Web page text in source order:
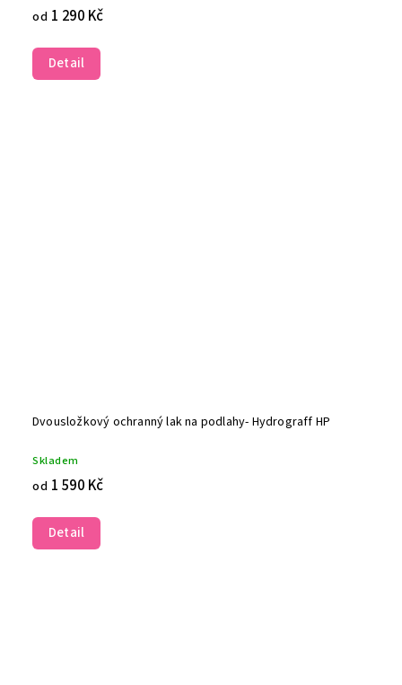
od 1 290 Kč
Detail
Dvousložkový ochranný lak na podlahy- Hydrograff HP
Skladem
od 1 590 Kč
Detail